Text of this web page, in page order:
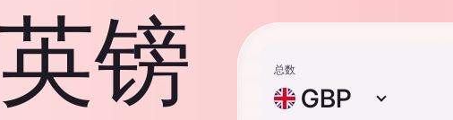
镑
总数
GBP